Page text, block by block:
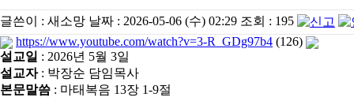
글쓴이 : 새소망 날짜 : 2026-05-06 (수) 02:29 조회 : 195
https://www.youtube.com/watch?v=3-R_GDg97b4 (126)
설교일 : 2026년 5월 3일
설교자: 박장순 담임목사
본문말씀 : 마태복음 13장 1-9절